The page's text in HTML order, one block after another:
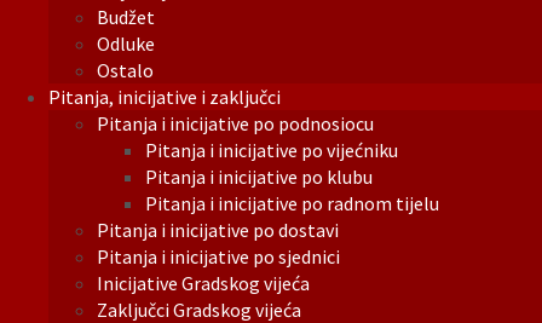
Budžet
Odluke
Ostalo
Pitanja, inicijative i zaključci
Pitanja i inicijative po podnosiocu
Pitanja i inicijative po vijećniku
Pitanja i inicijative po klubu
Pitanja i inicijative po radnom tijelu
Pitanja i inicijative po dostavi
Pitanja i inicijative po sjednici
Inicijative Gradskog vijeća
Zaključci Gradskog vijeća